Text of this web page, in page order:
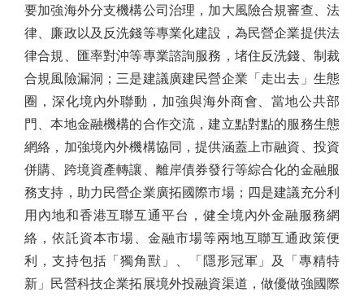
要加強海外分支機構公司治理，加大風險合規審查、法
律、廉政以及反洗錢等專業化建設，為民營企業提供法
律合規、匯率對沖等專業諮詢服務，堵住反洗錢、制裁
合規風險漏洞；三是建議廣建民營企業「走出去」生態
圈，深化境內外聯動，加強與海外商會、當地公共部
門、本地金融機構的合作交流，建立點對點的服務生態
網絡，加強境內外機構協同，提供涵蓋上市融資、投資
併購、跨境資產轉讓、離岸債券發行等綜合化的金融服
務支持，助力民營企業廣拓國際市場；四是建議充分利
用內地和香港互聯互通平台，健全境內外金融服務網
絡，依託資本市場、金融市場等兩地互聯互通政策便
利，支持包括「獨角獸」、「隱形冠軍」及「專精特
新」民營科技企業拓展境外投融資渠道，做優做強國際